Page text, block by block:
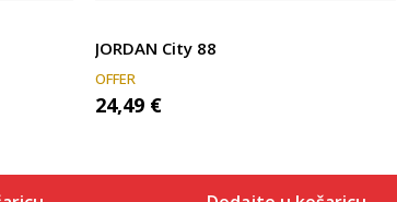
JORDAN City 88
OFFER
24,49 €